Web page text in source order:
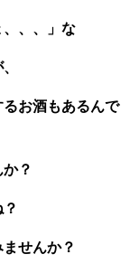
、、、」な
お酒もあるんで
？
せんか？